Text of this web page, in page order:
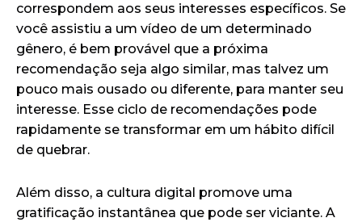
correspondem aos seus interesses específicos. Se
você assistiu a um vídeo de um determinado
gênero, é bem provável que a próxima
recomendação seja algo similar, mas talvez um
pouco mais ousado ou diferente, para manter seu
interesse. Esse ciclo de recomendações pode
rapidamente se transformar em um hábito difícil
de quebrar.
Além disso, a cultura digital promove uma
gratificação instantânea que pode ser viciante. A